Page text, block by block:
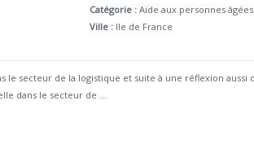
Catégorie : Aide aux personnes
Ville : Ile de France
le secteur de la logistique et suite à une réflexion aussi
dans le secteur de ...